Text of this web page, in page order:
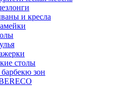
и кресла
столы
зон